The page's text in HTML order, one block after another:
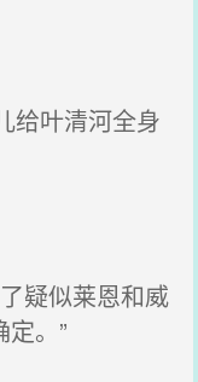
给叶清河全身
疑似莱恩和威
。”